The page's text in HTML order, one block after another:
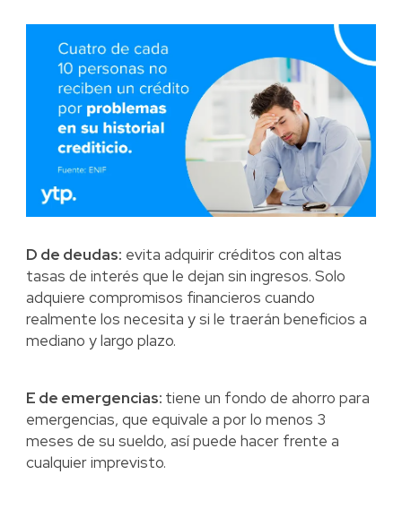
D de deudas: evita adquirir créditos con altas
tasas de interés que le dejan sin ingresos. Solo
adquiere compromisos financieros cuando
realmente los necesita y si le traerán beneficios a
mediano y largo plazo.
E de emergencias: tiene un fondo de ahorro para
emergencias, que equivale a por lo menos 3
meses de su sueldo, así puede hacer frente a
cualquier imprevisto.